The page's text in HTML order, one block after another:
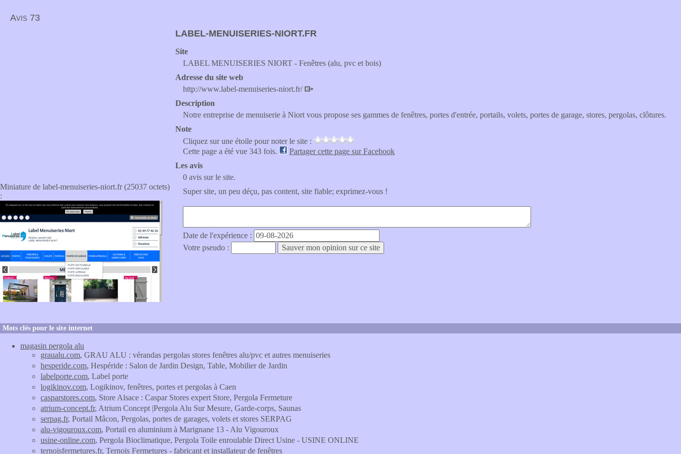
Avis 73
Miniature de label-menuiseries-niort.fr (25037 octets)
:
LABEL-MENUISERIES-NIORT.FR
Site
LABEL MENUISERIES NIORT - Fenêtres (alu, pvc et bois)
Adresse du site web
http://www.label-menuiseries-niort.fr/
Description
Notre entreprise de menuiserie à Niort vous propose ses gammes de fenêtres, portes d'entrée, portails, volets, portes de garage, stores, pergolas, clôtures.
Note
Cliquez sur une étoile pour noter le site :
Cette page a été vue 343 fois.
Partager cette page sur Facebook
Les avis
0 avis sur le site.
Super site, un peu déçu, pas content, site fiable; exprimez-vous !
Date de l'expérience :
Votre pseudo :
Mots clés pour le site internet
magasin pergola alu
graualu.com, GRAU ALU : vérandas pergolas stores fenêtres alu/pvc et autres menuiseries
hesperide.com, Hespéride : Salon de Jardin Design, Table, Mobilier de Jardin
labelporte.com, Label porte
logikinov.com, Logikinov, fenêtres, portes et pergolas à Caen
casparstores.com, Store Alsace : Caspar Stores expert Store, Pergola Fermeture
atrium-concept.fr, Atrium Concept |Pergola Alu Sur Mesure, Garde-corps, Saunas
serpag.fr, Portail Mâcon, Pergolas, portes de garages, volets et stores SERPAG
alu-vigouroux.com, Portail en aluminium à Marignane 13 - Alu Vigouroux
usine-online.com, Pergola Bioclimatique, Pergola Toile enroulable Direct Usine - USINE ONLINE
ternoisfermetures.fr, Ternois Fermetures - fabricant et installateur de fenêtres